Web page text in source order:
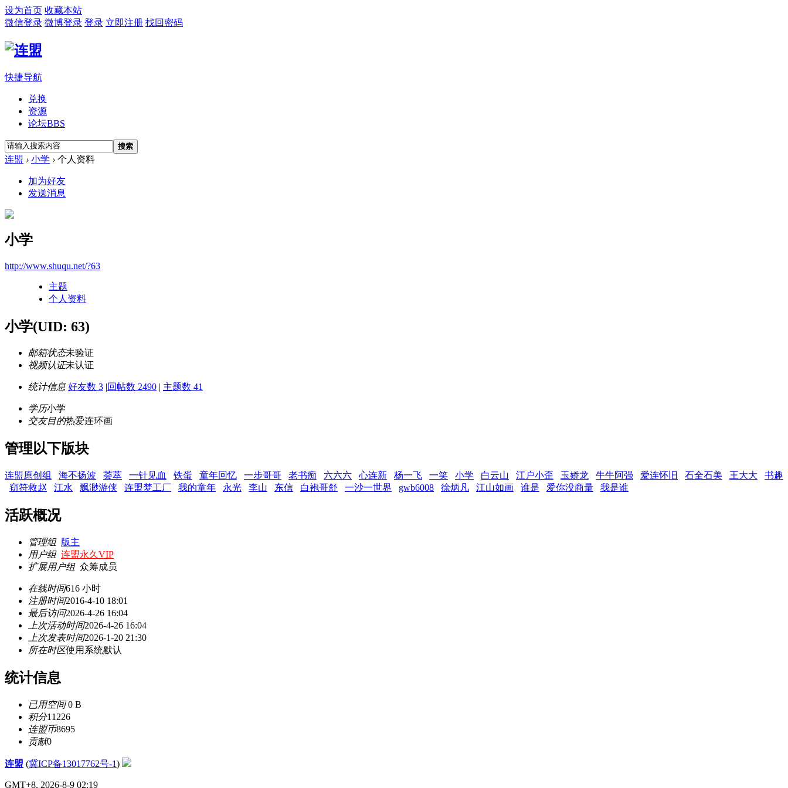
设为首页 收藏本站
微信登录 微博登录 登录 立即注册 找回密码
快捷导航
兑换
资源
论坛BBS
搜索
连盟 › 小学 › 个人资料
加为好友
发送消息
小学
http://www.shuqu.net/?63
主题
个人资料
小学(UID: 63)
邮箱状态未验证
视频认证未认证
统计信息 好友数 3 |回帖数 2490 | 主题数 41
学历小学
交友目的热爱连环画
管理以下版块
连盟原创组 海不扬波 荟萃 一针见血 铁蛋 童年回忆 一步哥哥 老书痴 六六六 心连新 杨一飞 一笑 小学 白云山 江户小歪 玉娇龙 牛牛阿强 爱连怀旧 石全石美 王大大
书趣
窃符救赵
江水 飘渺游侠 连盟梦工厂 我的童年 永光 李山 东信 白袍哥舒 一沙一世界 gwb6008 徐炳凡 江山如画 谁是 爱你没商量 我是谁
活跃概况
管理组 版主
用户组 连盟永久VIP
扩展用户组 众筹成员
在线时间616 小时
注册时间2016-4-10 18:01
最后访问2026-4-26 16:04
上次活动时间2026-4-26 16:04
上次发表时间2026-1-20 21:30
所在时区使用系统默认
统计信息
已用空间0 B
积分11226
连盟币8695
贡献0
连盟 (冀ICP备13017762号-1)
GMT+8, 2026-8-9 02:19